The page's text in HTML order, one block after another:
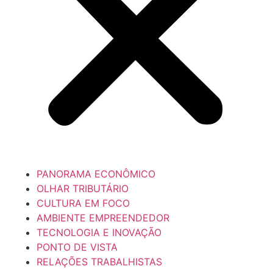
PANORAMA ECONÔMICO
OLHAR TRIBUTÁRIO
CULTURA EM FOCO
AMBIENTE EMPREENDEDOR
TECNOLOGIA E INOVAÇÃO
PONTO DE VISTA
RELAÇÕES TRABALHISTAS